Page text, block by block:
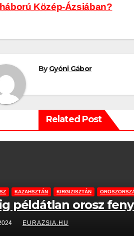
Közép-Ázsiában?
ByGyóni Gábor
Related Post
KAZAHSZTÁN KIRGIZISZTÁN
példátlan orosz
EURAZSIA.HU